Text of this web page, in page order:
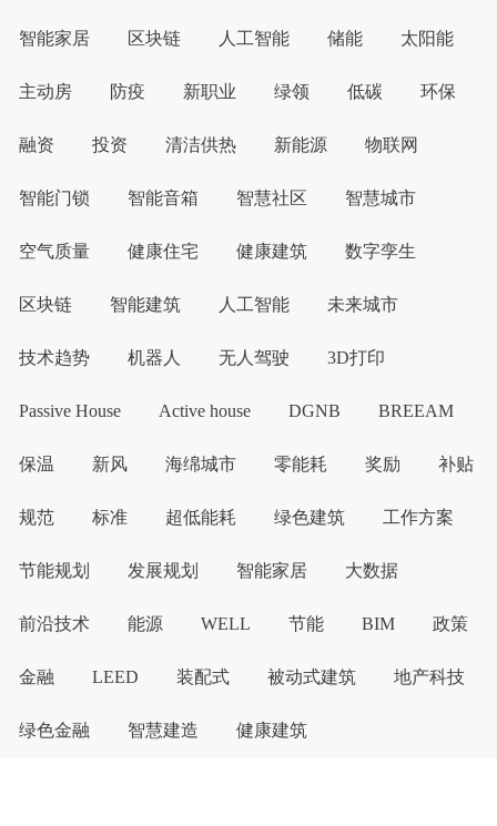
智能家居 区块链 人工智能 储能 太阳能
主动房 防疫 新职业 绿领 低碳 环保
融资 投资 清洁供热 新能源 物联网
智能门锁 智能音箱 智慧社区 智慧城市
空气质量 健康住宅 健康建筑 数字孪生
区块链 智能建筑 人工智能 未来城市
技术趋势 机器人 无人驾驶 3D打印
Passive House Active house DGNB BREEAM
保温 新风 海绵城市 零能耗 奖励 补贴
规范 标准 超低能耗 绿色建筑 工作方案
节能规划 发展规划 智能家居 大数据
前沿技术 能源 WELL 节能 BIM 政策
金融 LEED 装配式 被动式建筑 地产科技
绿色金融 智慧建造 健康建筑